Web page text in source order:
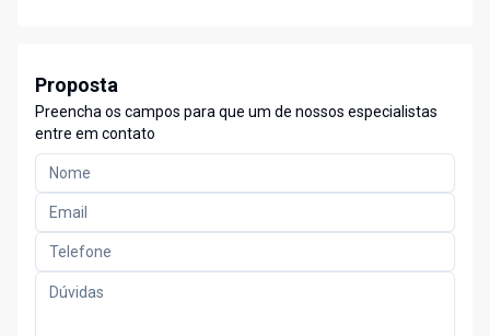
Proposta
Preencha os campos para que um de nossos especialistas
entre em contato